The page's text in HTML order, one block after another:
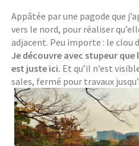
Appâtée par une pagode que
vers le nord, pour réaliser
adjacent. Peu importe : le clou
Je découvre avec stupeur
est juste ici. Et qu’il n’est
sales, fermé pour travaux